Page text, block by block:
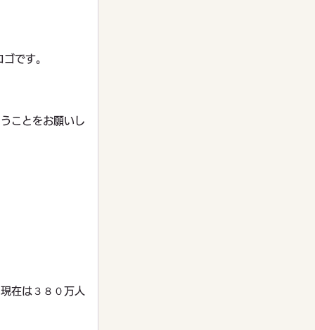
です。
ことをお願いし
在は３８０万人